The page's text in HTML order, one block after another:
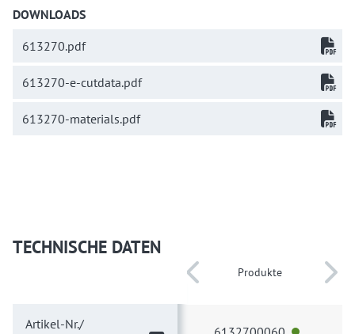
DOWNLOADS
613270.pdf
613270-e-cutdata.pdf
613270-materials.pdf
TECHNISCHE DATEN
Artikel-Nr./
Produkte